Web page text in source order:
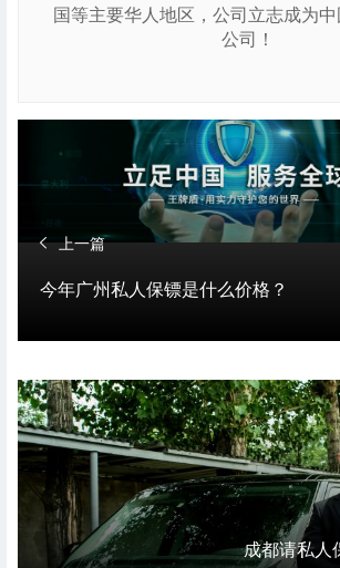
国等主要华人地区，公司立志成为
公司！
上一篇
今年广州私人保镖是什么价格？
成都请私人